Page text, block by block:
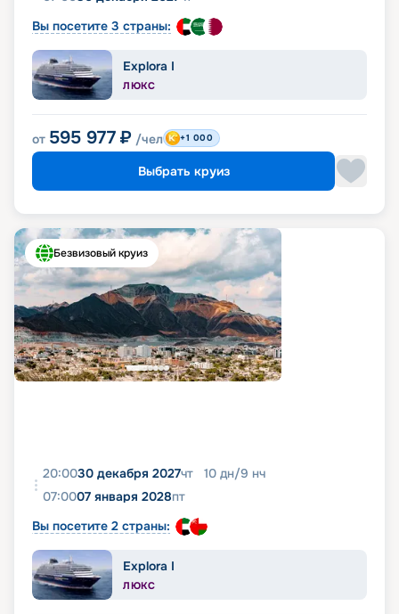
Вы посетите 3 страны:
Explora I
ЛЮКС
от 595 977 ₽ /чел +1 000
Выбрать круиз
Безвизовый круиз
20:0030 декабря 2027чт 10 дн/9 нч
07:0007 января 2028пт
Вы посетите 2 страны:
Explora I
ЛЮКС